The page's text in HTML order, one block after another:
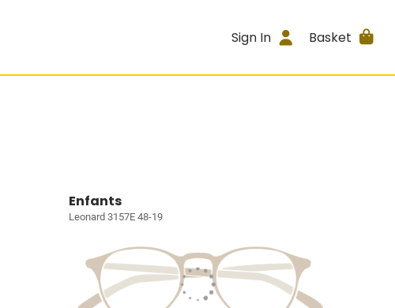
Sign In Basket
Enfants
Leonard 3157E 48-19